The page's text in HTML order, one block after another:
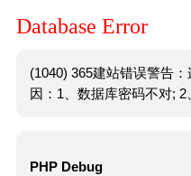
Database Error
(1040) 365建站错误警告
因：1、数据库密码不对; 2
PHP Debug